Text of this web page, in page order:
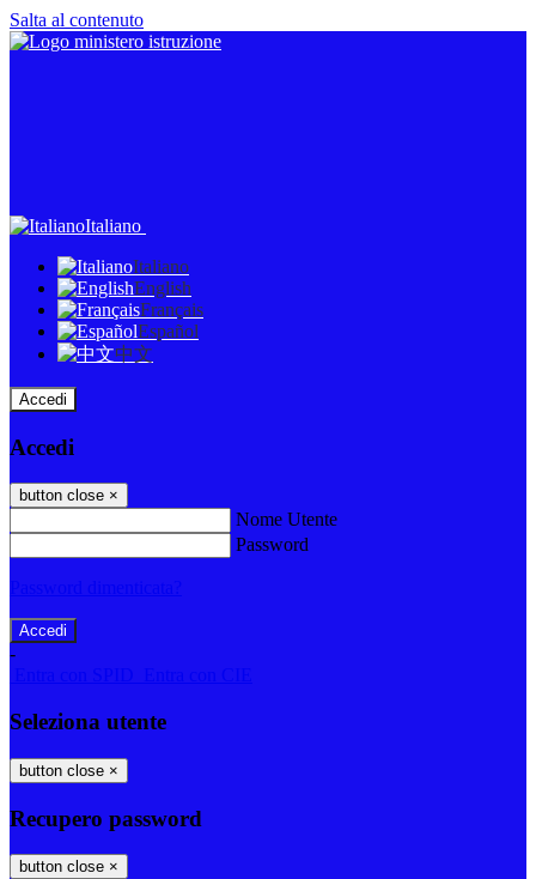
Salta al contenuto
Italiano
Italiano
English
Français
Español
中文
Accedi
Accedi
button close ×
Nome Utente
Password
-
Seleziona utente
button close ×
Recupero password
button close ×